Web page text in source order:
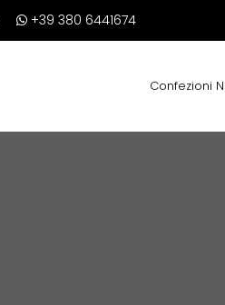
+39 380 6441674
Confezioni